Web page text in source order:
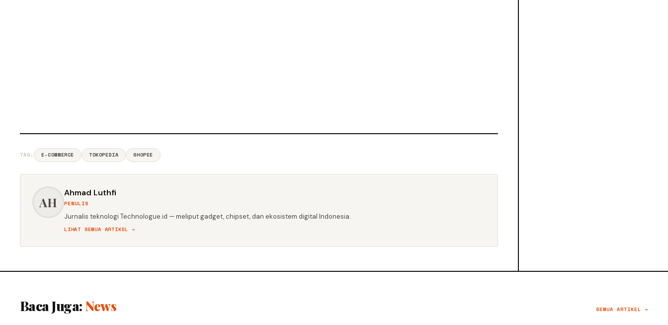
TAG: E-COMMERCE TOKOPEDIA SHOPEE
AH
Ahmad Luthfi
PENULIS
Jurnalis teknologi Technologue.id — meliput gadget, chipset, dan ekosistem digital Indonesia.
LIHAT SEMUA ARTIKEL →
Baca Juga: News SEMUA ARTIKEL →